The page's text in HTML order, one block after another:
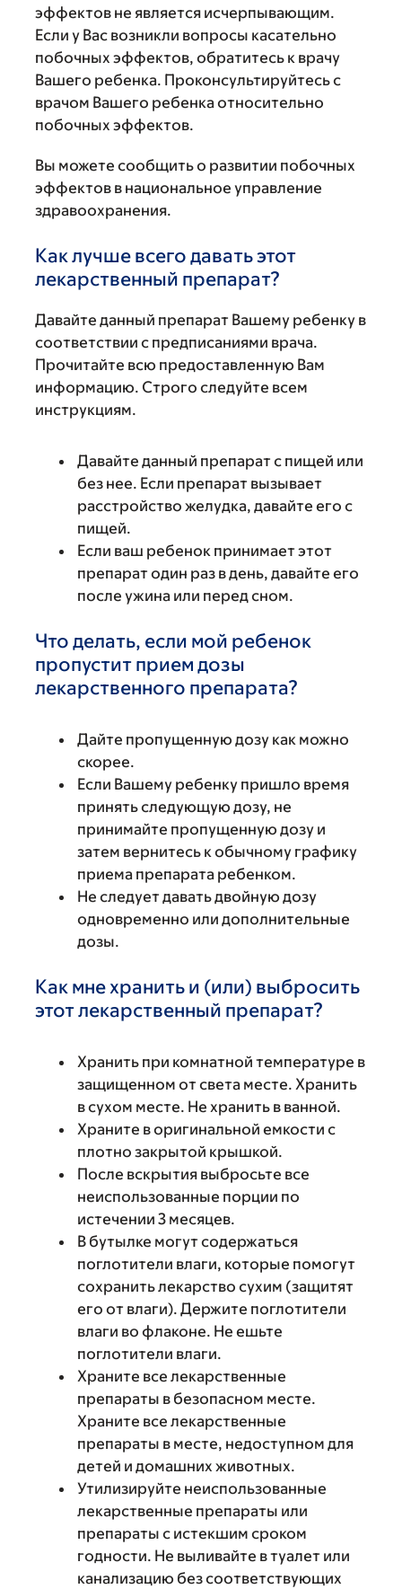
эффектов не является исчерпывающим.
Если у Вас возникли вопросы касательно
побочных эффектов, обратитесь к врачу
Вашего ребенка. Проконсультируйтесь с
врачом Вашего ребенка относительно
побочных эффектов.
Вы можете сообщить о развитии побочных
эффектов в национальное управление
здравоохранения.
Как лучше всего давать этот
лекарственный препарат?
Давайте данный препарат Вашему ребенку в
соответствии с предписаниями врача.
Прочитайте всю предоставленную Вам
информацию. Строго следуйте всем
инструкциям.
Давайте данный препарат с пищей или
без нее. Если препарат вызывает
расстройство желудка, давайте его с
пищей.
Если ваш ребенок принимает этот
препарат один раз в день, давайте его
после ужина или перед сном.
Что делать, если мой ребенок
пропустит прием дозы
лекарственного препарата?
Дайте пропущенную дозу как можно
скорее.
Если Вашему ребенку пришло время
принять следующую дозу, не
принимайте пропущенную дозу и
затем вернитесь к обычному графику
приема препарата ребенком.
Не следует давать двойную дозу
одновременно или дополнительные
дозы.
Как мне хранить и (или) выбросить
этот лекарственный препарат?
Хранить при комнатной температуре в
защищенном от света месте. Хранить
в сухом месте. Не хранить в ванной.
Храните в оригинальной емкости с
плотно закрытой крышкой.
После вскрытия выбросьте все
неиспользованные порции по
истечении 3 месяцев.
В бутылке могут содержаться
поглотители влаги, которые помогут
сохранить лекарство сухим (защитят
его от влаги). Держите поглотители
влаги во флаконе. Не ешьте
поглотители влаги.
Храните все лекарственные
препараты в безопасном месте.
Храните все лекарственные
препараты в месте, недоступном для
детей и домашних животных.
Утилизируйте неиспользованные
лекарственные препараты или
препараты с истекшим сроком
годности. Не выливайте в туалет или
канализацию без соответствующих